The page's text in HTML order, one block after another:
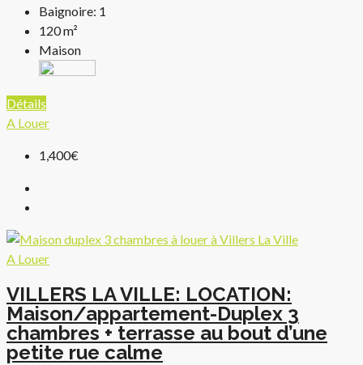
Baignoire: 1
120m²
Maison
Détails
A Louer
1,400€
A Louer
VILLERS LA VILLE: LOCATION:
Maison/appartement-Duplex 3
chambres + terrasse au bout d’une
petite rue calme